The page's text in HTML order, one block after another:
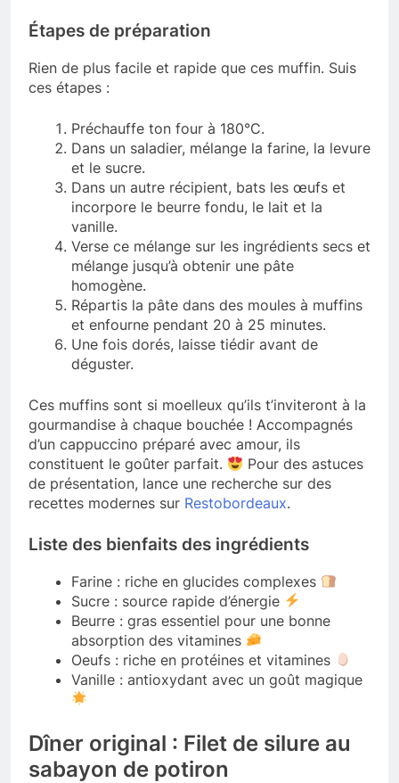
Étapes de préparation
Rien de plus facile et rapide que ces muffin. Suis
ces étapes :
Préchauffe ton four à 180°C.
Dans un saladier, mélange la farine, la levure
et le sucre.
Dans un autre récipient, bats les œufs et
incorpore le beurre fondu, le lait et la
vanille.
Verse ce mélange sur les ingrédients secs et
mélange jusqu’à obtenir une pâte
homogène.
Répartis la pâte dans des moules à muffins
et enfourne pendant 20 à 25 minutes.
Une fois dorés, laisse tiédir avant de
déguster.
Ces muffins sont si moelleux qu’ils t’inviteront à la
gourmandise à chaque bouchée ! Accompagnés
d’un cappuccino préparé avec amour, ils
constituent le goûter parfait.
Pour des astuces
de présentation, lance une recherche sur des
recettes modernes sur Restobordeaux.
Liste des bienfaits des ingrédients
Farine : riche en glucides complexes
Sucre : source rapide d’énergie
Beurre : gras essentiel pour une bonne
absorption des vitamines
Oeufs : riche en protéines et vitamines
Vanille : antioxydant avec un goût magique
Dîner original : Filet de silure au
sabayon de potiron